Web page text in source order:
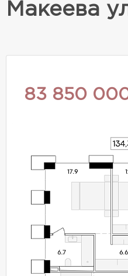
Макеева
83 850